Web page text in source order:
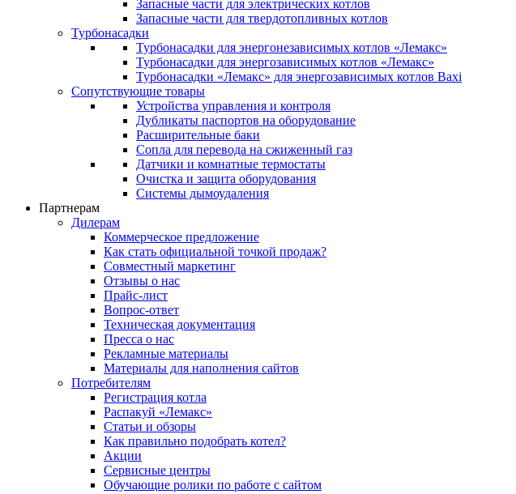
Запасные части для электрических котлов
Запасные части для твердотопливных котлов
Турбонасадки
Турбонасадки для энергонезависимых котлов «Лемакс»
Турбонасадки для энергозависимых котлов «Лемакс»
Турбонасадки «Лемакс» для энергозависимых котлов Baxi
Сопутствующие товары
Устройства управления и контроля
Дубликаты паспортов на оборудование
Расширительные баки
Сопла для перевода на сжиженный газ
Датчики и комнатные термостаты
Очистка и защита оборудования
Системы дымоудаления
Партнерам
Дилерам
Коммерческое предложение
Как стать официальной точкой продаж?
Совместный маркетинг
Отзывы о нас
Прайс-лист
Вопрос-ответ
Техническая документация
Пресса о нас
Рекламные материалы
Материалы для наполнения сайтов
Потребителям
Регистрация котла
Распакуй «Лемакс»
Статьи и обзоры
Как правильно подобрать котел?
Акции
Сервисные центры
Обучающие ролики по работе с сайтом